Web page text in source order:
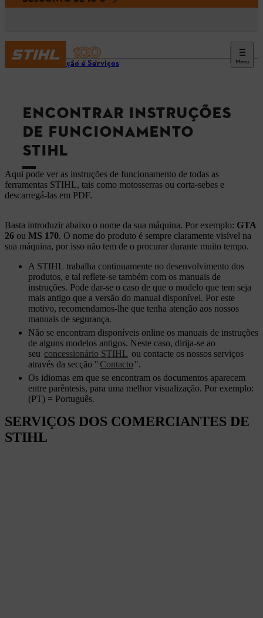
Menu
Informação e Serviços
ENCONTRAR INSTRUÇÕES
DE FUNCIONAMENTO
STIHL
Aqui pode ver as instruções de funcionamento de todas as
ferramentas STIHL, tais como motosserras ou corta-sebes e
descarregá-las em PDF.
Basta introduzir abaixo o nome da sua máquina. Por exemplo: GTA
26 ou MS 170. O nome do produto é sempre claramente visível na
sua máquina, por isso não tem de o procurar durante muito tempo.
A STIHL trabalha continuamente no desenvolvimento dos
produtos, e tal reflete-se também com os manuais de
instruções. Pode dar-se o caso de que o modelo que tem seja
mais antigo que a versão do manual disponível. Por este
motivo, recomendamos-lhe que tenha atenção aos nossos
manuais de segurança.
Não se encontram disponíveis online os manuais de instruções
de alguns modelos antigos. Neste caso, dirija-se ao
seu concessionário STIHL ou contacte os nossos serviços
através da secção " Contacto ".
Os idiomas em que se encontram os documentos aparecem
entre parêntesis, para uma melhor visualização. Por exemplo:
(PT) = Português.
SERVIÇOS DOS COMERCIANTES DE
STIHL